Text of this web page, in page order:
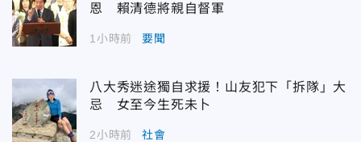
恩 賴清德將親自督軍
1小時前 要聞
八大秀迷途獨自求援！山友犯下「拆隊」大
忌 女至今生死未卜
2小時前 社會